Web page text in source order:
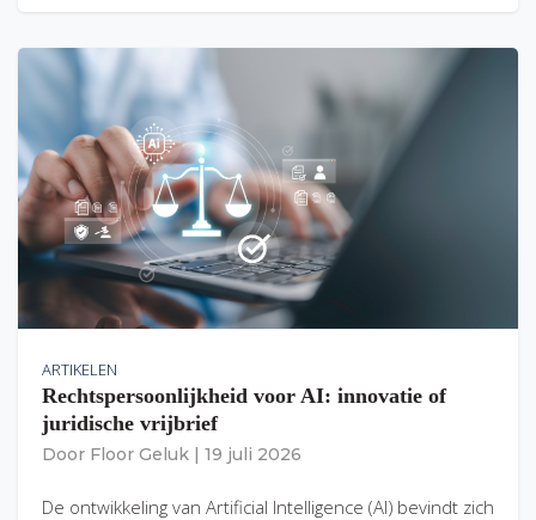
ARTIKELEN
Rechtspersoonlijkheid voor AI: innovatie of
juridische vrijbrief
Door Floor Geluk 19 juli 2026
De ontwikkeling van Artificial Intelligence (AI) bevindt zich